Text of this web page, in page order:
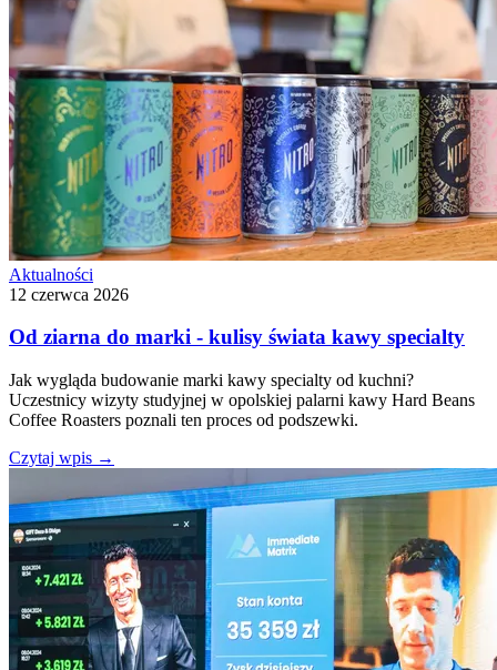
Aktualności
12 czerwca 2026
Od ziarna do marki - kulisy świata kawy specialty
Jak wygląda budowanie marki kawy specialty od kuchni?
Uczestnicy wizyty studyjnej w opolskiej palarni kawy Hard Beans
Coffee Roasters poznali ten proces od podszewki.
Czytaj wpis →